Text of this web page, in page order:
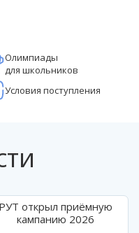
Олимпиады
для школьников
Условия поступления
РУТ открыл приёмную
кампанию 2026